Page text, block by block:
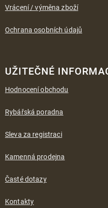
Vrácení / výměna zboží
Ochrana osobních údajů
UŽITEČNÉ
Hodnocení obchodu
Rybářská poradna
Sleva za registraci
Kamenná prodejna
Časté dotazy
Kontakty